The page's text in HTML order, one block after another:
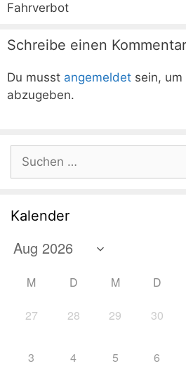
Fahrverbot
Schreibe einen Kommentar
Du musst angemeldet sein,
abzugeben.
nach:
Kalender
M D M D
27 28 29 30
3 4 5 6